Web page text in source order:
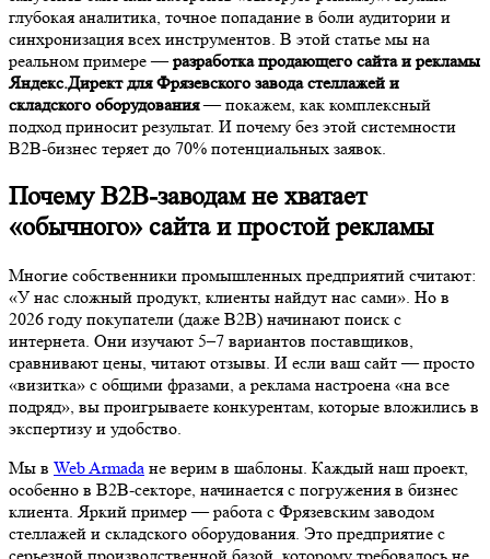
глубокая аналитика, точное попадание в боли аудитории и
синхронизация всех инструментов. В этой статье мы на
реальном примере —разработка продающего сайта и рекламы
Яндекс.Директ для Фрязевского завода стеллажей и
складского оборудования— покажем, как комплексный
подход приносит результат. И почему без этой системности
B2B-бизнес теряет до 70% потенциальных заявок.
Почему B2B-заводам не хватает
«обычного» сайта и простой рекламы
Многие собственники промышленных предприятий считают:
«У нас сложный продукт, клиенты найдут нас сами». Но в
2026 году покупатели (даже B2B) начинают поиск с
интернета. Они изучают 5–7 вариантов поставщиков,
сравнивают цены, читают отзывы. И если ваш сайт — просто
«визитка» с общими фразами, а реклама настроена «на все
подряд», вы проигрываете конкурентам, которые вложились в
экспертизу и удобство.
Мы в Web Armada не верим в шаблоны. Каждый наш проект,
особенно в B2B-секторе, начинается с погружения в бизнес
клиента. Яркий пример — работа с Фрязевским заводом
стеллажей и складского оборудования. Это предприятие с
серьезной производственной базой, которому требовалось не